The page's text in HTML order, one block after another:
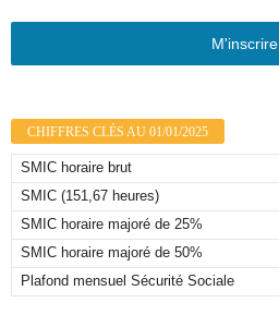
M'inscrire
CHIFFRES CLÉS AU 01/01/2025
SMIC horaire brut
SMIC (151,67 heures)
SMIC horaire majoré de 25%
SMIC horaire majoré de 50%
Plafond mensuel Sécurité Sociale